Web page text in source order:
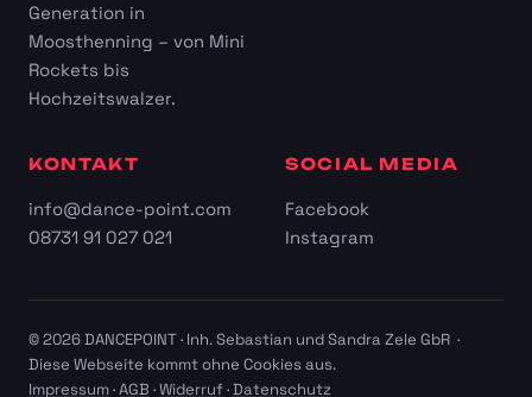
Generation in
Moosthenning – von Mini
Rockets bis
Hochzeitswalzer.
KONTAKT
info@dance-point.com
08731 91 027 021
SOCIAL MEDIA
Facebook
Instagram
© 2026 DANCEPOINT · Inh. Sebastian und Sandra Zele GbR ·
Diese Webseite kommt ohne Cookies aus.
Impressum·AGB ·Widerruf·Datenschutz